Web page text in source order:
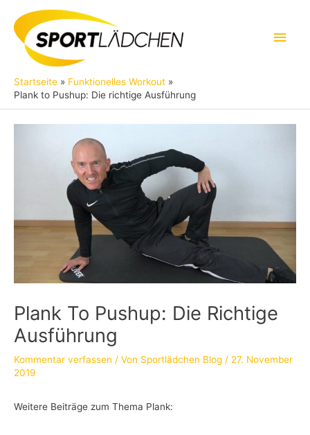
Inhalt
springen
Startseite
Funktionelles Workout
Plank to Pushup: Die richtige Ausführung
Plank To Pushup: Die Richtige
Ausführung
Kommentar verfassen / Von Sportlädchen Blog / 27. November
2019
Weitere Beiträge zum Thema Plank: